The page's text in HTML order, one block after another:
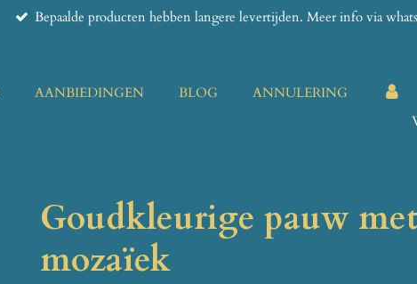
Bepaalde producten hebben langere levertijden. Meer info via
AANBIEDINGEN BLOG
ANNULERING
Goudkleurige pauw
mozaïek